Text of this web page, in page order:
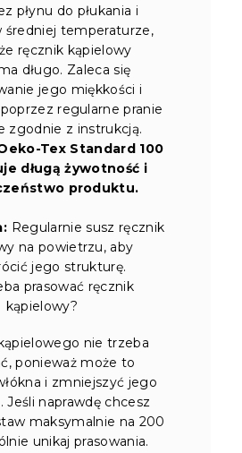
płynu do płukania i
średniej temperaturze,
ręcznik kąpielowy
długo. Zaleca się
jego miękkości i
regularne pranie
zgodnie z instrukcją.
Tex Standard 100
długą żywotność i
produktu.
Regularnie susz ręcznik
na powietrzu, aby
jego strukturę.
prasować ręcznik
kąpielowy?
nie trzeba
ponieważ może to
i zmniejszyć jego
Jeśli naprawdę chcesz
maksymalnie na 200
unikaj prasowania.